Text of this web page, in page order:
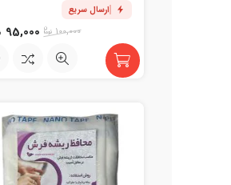
ارسال سریع
100,000
95,000